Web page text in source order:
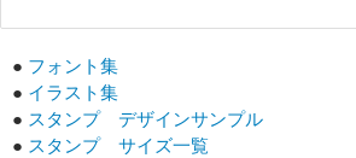
● フォント集
● イラスト集
● スタンプ デザインサンプル
● スタンプ サイズ一覧